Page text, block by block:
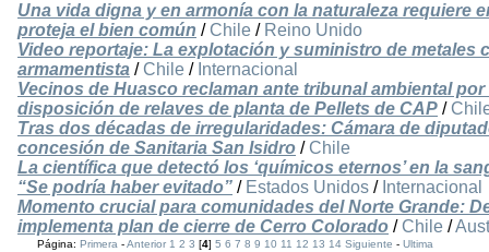
Una vida digna y en armonía con la naturaleza requiere
proteja el bien común / Chile / Reino Unido
Video reportaje: La explotación y suministro de metales
armamentista / Chile / Internacional
Vecinos de Huasco reclaman ante tribunal ambiental
disposición de relaves de planta de Pellets de CAP /
Tras dos décadas de irregularidades: Cámara de
concesión de Sanitaria San Isidro / Chile
La científica que detectó los ‘químicos eternos’ en la
“Se podría haber evitado” / Estados Unidos / Internacional
Momento crucial para comunidades del Norte Grande:
implementa plan de cierre de Cerro Colorado / Chile /
Página:Primera -Anterior 1 2 3 [4]5 6 7 8 9 10 11 12 13 14 Siguiente -Ultima